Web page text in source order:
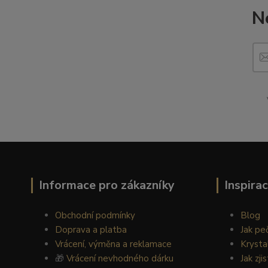
Informace pro zákazníky
Obchodní podmínky
Doprava a platba
Vrácení, výměna a reklamace
🎁 Vrácení nevhodného dárku
Blog
Jak
Jak